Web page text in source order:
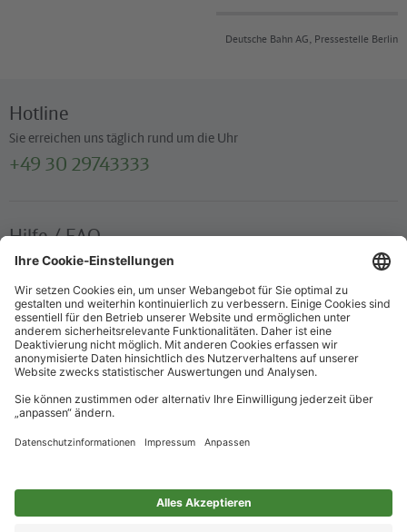
Deutsche Bahn AG, Pressestelle Berlin
Hotline
Sie erreichen uns täglich rund um die Uhr
+49 30 29743333
Hilfe / FAQ
Die wichtigsten Antworten und Hilfestellungen für unterwegs
Verkaufsstellen
Ticketverkauf und persönliche Beratung
Newsletter